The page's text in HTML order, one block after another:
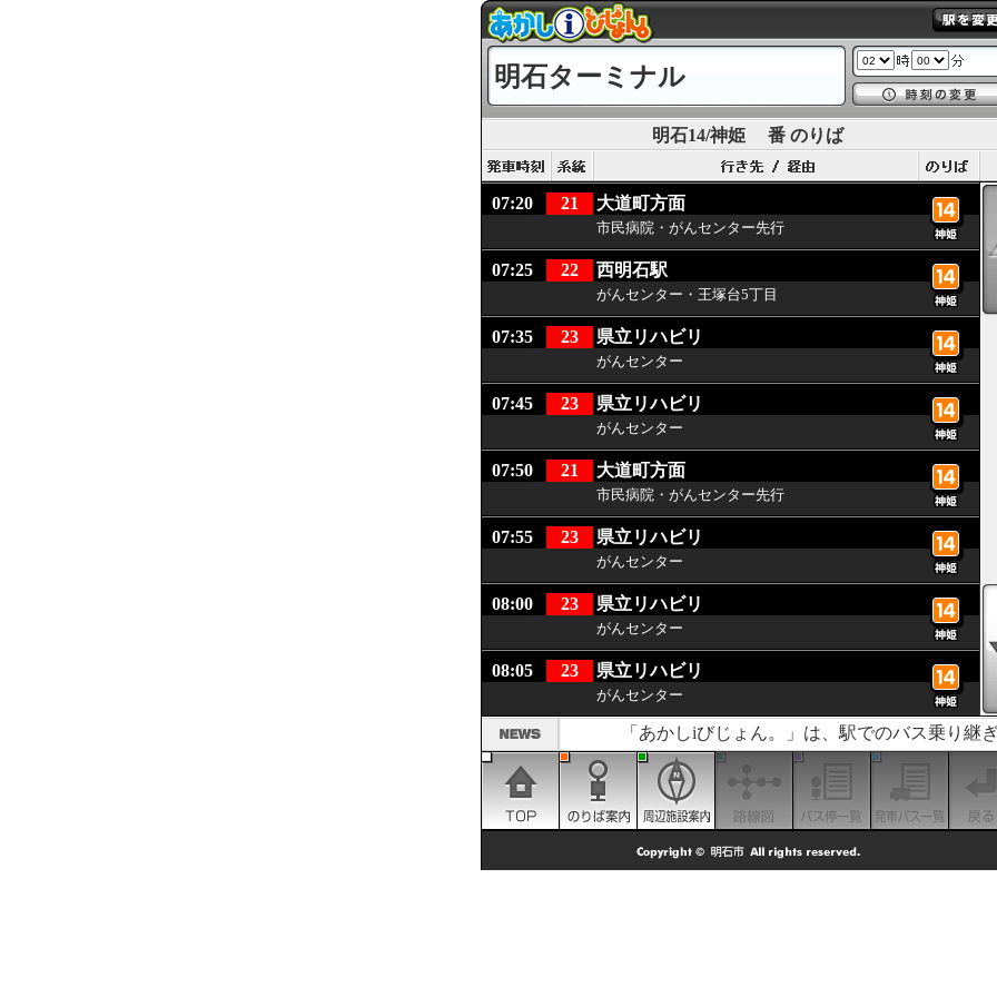
明石ターミナル
明石14/神姫 番 のりば
07:20 21 大道町方面
市民病院・がんセンター先行
07:25 22 西明石駅
がんセンター・王塚台5丁目
07:35 23 県立リハビリ
がんセンター
07:45 23 県立リハビリ
がんセンター
07:50 21 大道町方面
市民病院・がんセンター先行
07:55 23 県立リハビリ
がんセンター
08:00 23 県立リハビリ
がんセンター
08:05 23 県立リハビリ
がんセンター
「あかしiびじょん。」は、駅でのバス乗り継